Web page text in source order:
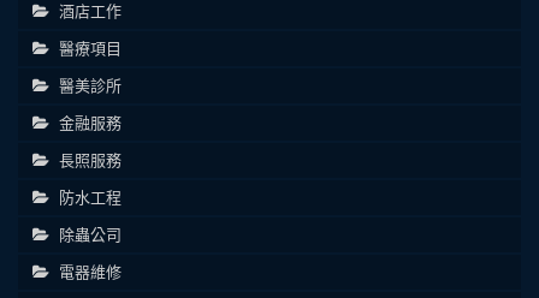
酒店工作
醫療項目
醫美診所
金融服務
長照服務
防水工程
除蟲公司
電器維修